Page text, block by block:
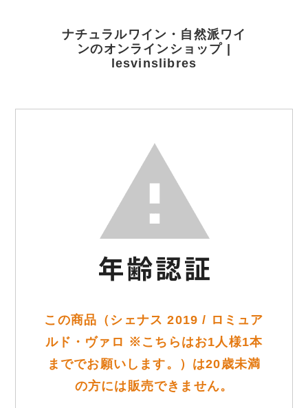
ナチュラルワイン・自然派ワイ
ンのオンラインショップ |
lesvinslibres
この商品（シェナス 2019 / ロミュア
ルド・ヴァロ ※こちらはお1人様1本
まででお願いします。）は20歳未満
の方には販売できません。